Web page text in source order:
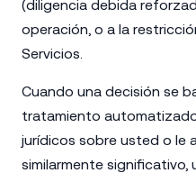
(diligencia debida
operación, o a la
Servicios.
Cuando una decisión se
tratamiento
jurídicos sobre usted o le
similarmente